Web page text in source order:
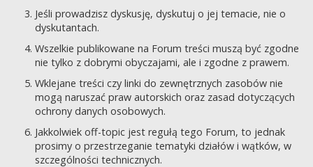
Jeśli prowadzisz dyskusję, dyskutuj o jej temacie, nie o
dyskutantach.
Wszelkie publikowane na Forum treści muszą być zgodne
nie tylko z dobrymi obyczajami, ale i zgodne z prawem.
Wklejane treści czy linki do zewnętrznych zasobów nie
mogą naruszać praw autorskich oraz zasad dotyczących
ochrony danych osobowych.
Jakkolwiek off-topic jest regułą tego Forum, to jednak
prosimy o przestrzeganie tematyki działów i wątków, w
szczególności technicznych.